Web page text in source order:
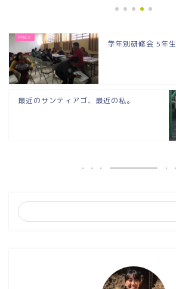
学年別研修会 5年生
最近のサンティアゴ、最近の私。